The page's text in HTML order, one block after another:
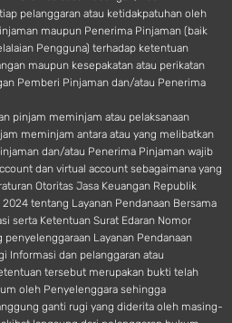
pelanggaran atau ketidakpatuhan oleh
maupun Penerima Pinjaman (baik
Pengguna) terhadap ketentuan
maupun kesepakatan atau perikatan
Pemberi Pinjaman dan/atau Penerima
pinjam meminjam atau pelaksanaan
meminjam antara atau yang melibatkan
dan/atau Penerima Pinjaman wajib
dan virtual account sebagaimana yang
Otoritas Jasa Keuangan Republik
tentang Layanan Pendanaan Bersama
serta Ketentuan Surat Edaran Nomor
Layanan Pendanaan
Informasi dan pelanggaran atau
tersebut merupakan bukti telah
oleh Penyelenggara sehingga
ganti rugi yang diderita oleh masing-